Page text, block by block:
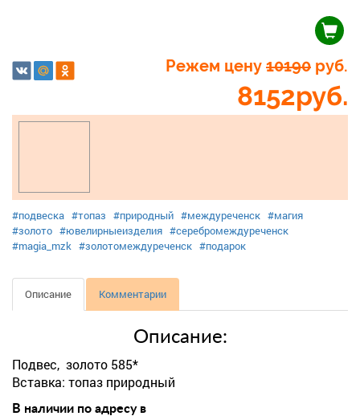
Режем цену 10190 руб.
8152руб.
#подвеска #топаз #природный #междуреченск #магия
#золото #ювелирныеизделия #серебромеждуреченск
#magia_mzk #золотомеждуреченск #подарок
Описание Комментарии
Описание:
Подвес, золото 585*
Вставка: топаз природный
В наличии по адресу в